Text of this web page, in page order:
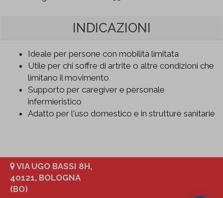
INDICAZIONI
Ideale per persone con mobilità limitata
Utile per chi soffre di artrite o altre condizioni che
limitano il movimento
Supporto per caregiver e personale
infermieristico
Adatto per l'uso domestico e in strutture sanitarie
VIA UGO BASSI 8H,
40121, BOLOGNA
(BO)